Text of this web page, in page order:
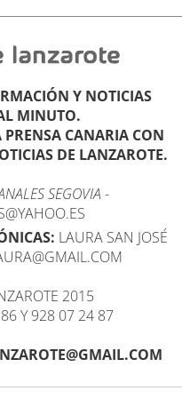
Y NOTICIAS
MINUTO.
CANARIA CON
DE LANZAROTE.
SEGOVIA -
LAURA SAN JOSÉ
2015
Y 928 07 24 87